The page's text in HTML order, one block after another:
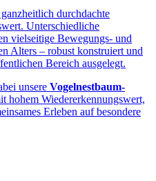
durchdachte
Unterschiedliche
vielseitige Bewegungs- und
Alters – robust konstruiert und
Bereich ausgelegt.
unsere Vogelnestbaum-
hohem Wiedererkennungswert,
Erleben auf besondere